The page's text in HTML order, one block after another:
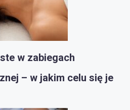
w zabiegach
– w jakim celu się je